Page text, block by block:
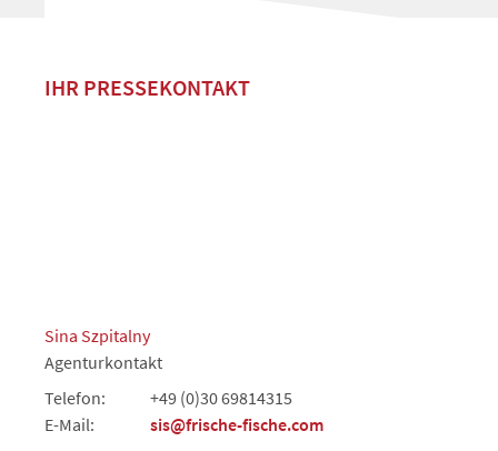
IHR PRESSEKONTAKT
Sina Szpitalny
Agenturkontakt
Telefon:
+49 (0)30 69814315
E-Mail:
sis@frische-fische.com